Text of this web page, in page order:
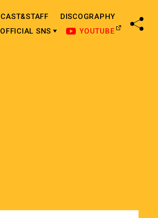
CAST&STAFF
DISCOGRAPHY
OFFICIAL SNS YOUTUBE